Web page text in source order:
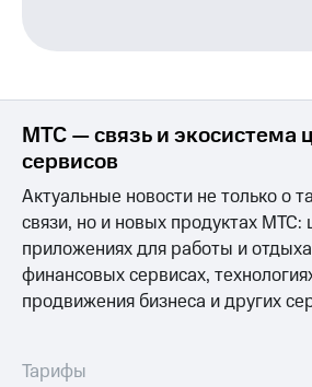
коду
за границей
магазин
Смартфоны
Наушники
и
колонки
МТС — связь и экосистема
сервисов
Актуальные новости не только о
связи, но и новых продуктах
приложениях для работы и
финансовых сервисах,
продвижения бизнеса и других
Тарифы